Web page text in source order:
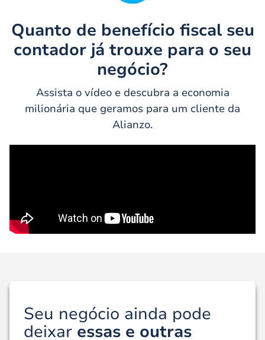
Quanto de benefício fiscal seu
contador já trouxe para o seu
negócio?
Assista o vídeo e descubra a economia
milionária que geramos para um cliente da
Alianzo.
Seu negócio ainda pode
deixar essas e outras